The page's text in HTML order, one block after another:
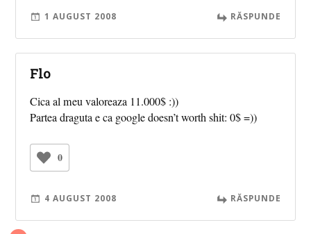
1 AUGUST 2008 RĂSPUNDE
Flo
Cica al meu valoreaza 11.000$ :))
Partea draguta e ca google doesn’t worth shit: 0$ =))
0
4 AUGUST 2008 RĂSPUNDE